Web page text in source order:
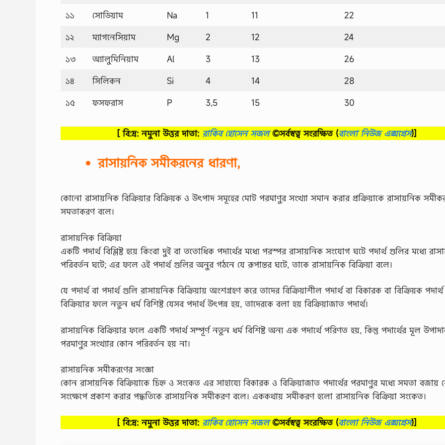
১১ সোডিয়াম Na 1 11
22
১২
ম্যাগনেসিয়াম Mg 2 12
24
১৩
অ্যালুমিনিয়াম Al 3 13
26
১৪
সিলিকন Si 4 14
28
১৫
ফসফরাস P 3,5 15 30
[ বি:দ্র: নমুনা উত্তর দাতা: রাকিব হোসেন সজল©সর্বস্বত্ব সংরক্ষিত (বাংলা নিউজ এক্সপ্রেস)]
রাসায়নিক সমীকরনের ধারণা,
কোনো রাসায়নিক বিক্রিয়ার বিক্রিয়ক ও উৎপাদ সমূহের মোট পরমাণুর সংখ্যা সমান করার প্রক্রিয়াকে রাসায়নিক
সমতাকরণ বলে।
রাসায়নিক বিক্রিয়া
একটি পদার্থ বিশ্লিষ্ট হয়ে কিংবা দুই বা ততোধিক পদার্থের মধ্যে পরস্পর রাসায়নিক সংযোগ ঘটে পদার্থ গুলির মধ্যে
পরিবর্তন ঘটে; এর ফলে ওই পদার্থ গুলির অনুর গঠনে যে রূপান্তর ঘটে, তাকে রাসায়নিক বিক্রিয়া বলে।
যে পদার্থ বা পদার্থ গুলি রাসায়নিক বিক্রিয়ায় অংশগ্রহণ করে তাদের বিক্রিয়াশীল পদার্থ বা বিকারক বা বিক্রিয়ক
বিক্রিয়ার ফলে নতুন ধর্ম বিশিষ্ট যেসব পদার্থ উৎপন্ন হয়, তাদেরকে বলা হয় বিক্রিয়াজাত পদার্থ।
রাসায়নিক বিক্রিয়ার ফলে একটি পদার্থ সম্পূর্ণ নতুন ধর্ম বিশিষ্ট অন্য এক পদার্থে পরিণত হয়, কিন্তু পদার্থের মূল
পরমাণুর সংখ্যার কোন পরিবর্তন হয় না।
রাসায়নিক সমীকরণের সংজ্ঞা
কোন রাসায়নিক বিক্রিয়াকে চিহ্ন ও সংকেত এর সাহায্যে বিকারক ও বিক্রিয়াজাত পদার্থের পরমাণুর মধ্যে সমতা বজায়
সংক্ষেপে প্রকাশ করার পদ্ধতিকে রাসায়নিক সমীকরণ বলে। এককথায় সমীকরণ হলো রাসায়নিক বিক্রিয়া সংকেত।
[ বি:দ্র: নমুনা উত্তর দাতা: রাকিব হোসেন সজল©সর্বস্বত্ব সংরক্ষিত (বাংলা নিউজ এক্সপ্রেস)]